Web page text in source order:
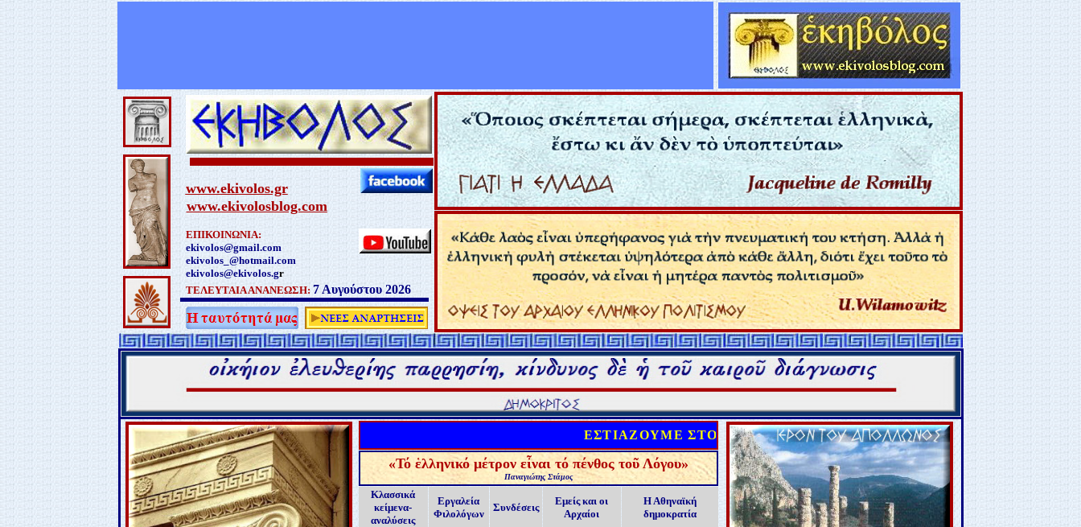
www.ekivolos.gr
www.ekivolosblog.com
ΕΠΙΚΟΙΝΩΝΙΑ:
ekivolos@gmail.com
ekivolos_@hotmail.com
ekivolos@ekivolos.gr
ΤΕΛΕΥΤΑΙΑ ΑΝΑΝΕΩΣΗ: 7 Αυγούστου 2026
ΕΣΤΙΑΖΟΥΜΕ ΣΤΟΝ ΑΡΧΑΙΟ ΕΛΛΗΝΙΚΟ ΠΟΛΙΤΙΣΜΟ
«Τό ἑλληνικό μέτρον εἶναι τό πένθος τοῦ Λόγου»
Παναγιώτης Στάμος
Κλασσικά
κείμενα-
αναλύσεις
Εργαλεία
Φιλολόγων
Συνδέσεις
Εμείς και οι
Αρχαίοι
Η Αθηναϊκή
δημοκρατία